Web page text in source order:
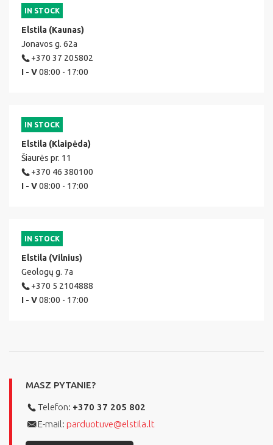
IN STOCK
Elstila (Kaunas)
Jonavos g. 62a
+370 37 205802
I - V08:00 - 17:00
IN STOCK
Elstila (Klaipėda)
Šiaurės pr. 11
+370 46 380100
I - V08:00 - 17:00
IN STOCK
Elstila (Vilnius)
Geologų g. 7a
+370 5 2104888
I - V08:00 - 17:00
MASZ PYTANIE?
Telefon: +370 37 205 802
E-mail: parduotuve@elstila.lt